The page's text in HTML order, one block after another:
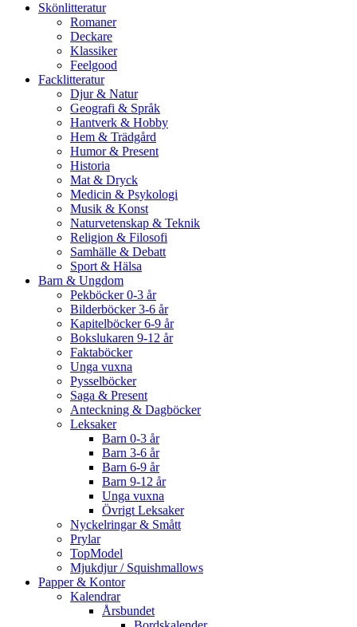
Skönlitteratur
Romaner
Deckare
Klassiker
Feelgood
Facklitteratur
Djur & Natur
Geografi & Språk
Hantverk & Hobby
Hem & Trädgård
Humor & Present
Historia
Mat & Dryck
Medicin & Psykologi
Musik & Konst
Naturvetenskap & Teknik
Religion & Filosofi
Samhälle & Debatt
Sport & Hälsa
Barn & Ungdom
Pekböcker 0-3 år
Bilderböcker 3-6 år
Kapitelböcker 6-9 år
Bokslukaren 9-12 år
Faktaböcker
Unga vuxna
Pysselböcker
Saga & Present
Anteckning & Dagböcker
Leksaker
Barn 0-3 år
Barn 3-6 år
Barn 6-9 år
Barn 9-12 år
Unga vuxna
Övrigt Leksaker
Nyckelringar & Smått
Prylar
TopModel
Mjukdjur / Squishmallows
Papper & Kontor
Kalendrar
Årsbundet